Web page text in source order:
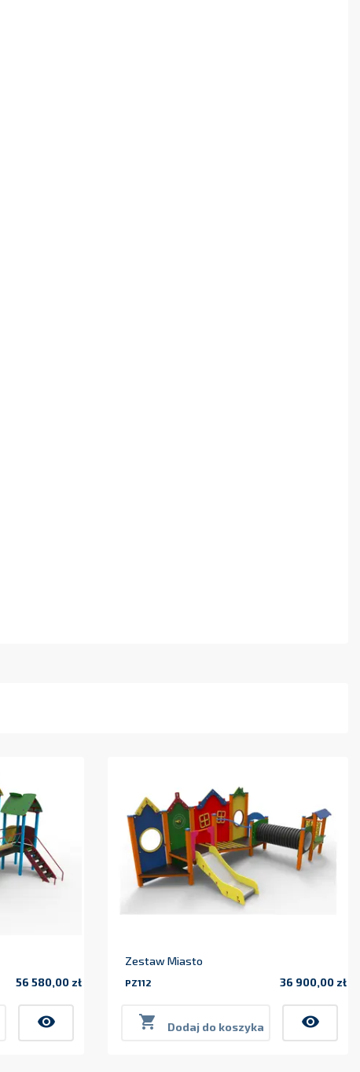
56 580,00 zł
visibility
Zestaw Miasto
PZ112 36 900,00 zł
 Dodaj do koszyka visibility